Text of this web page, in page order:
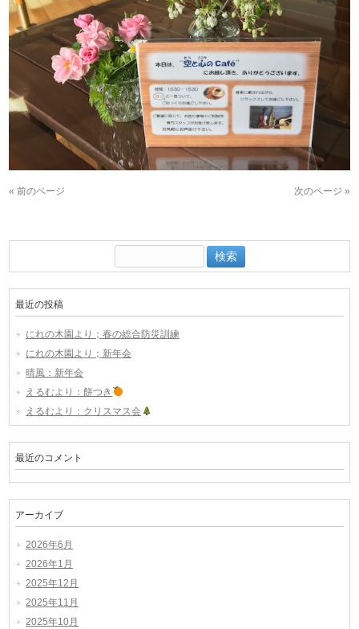
« 前のページ 次のページ »
索:
最近の投稿
にれの木園より；春の総合防災訓練
にれの木園より；新年会
晴風：新年会
えるむより：餅つき
えるむより：クリスマス会
最近のコメント
アーカイブ
2026年6月
2026年1月
2025年12月
2025年11月
2025年10月